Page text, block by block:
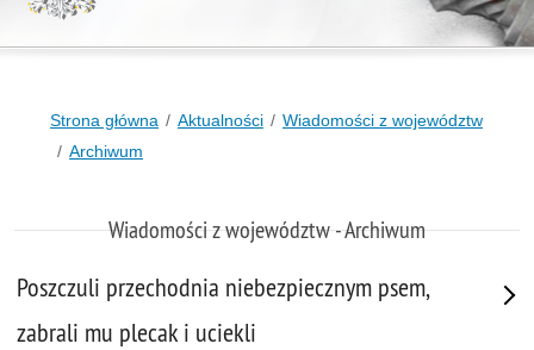
Strona główna Aktualności
Wiadomości z województw
Archiwum
Wiadomości z województw - Archiwum
Poszczuli przechodnia niebezpiecznym psem,
zabrali mu plecak i uciekli